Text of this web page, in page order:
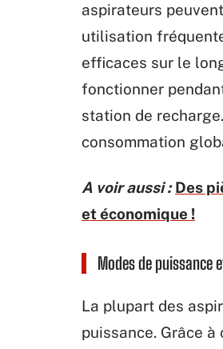
aspirateurs
utilisation
efficaces sur le
fonctionner
station de
consommation
A voir aussi : Des
et économique !
Modes de puissance
La plupart des
puissance. Grâce